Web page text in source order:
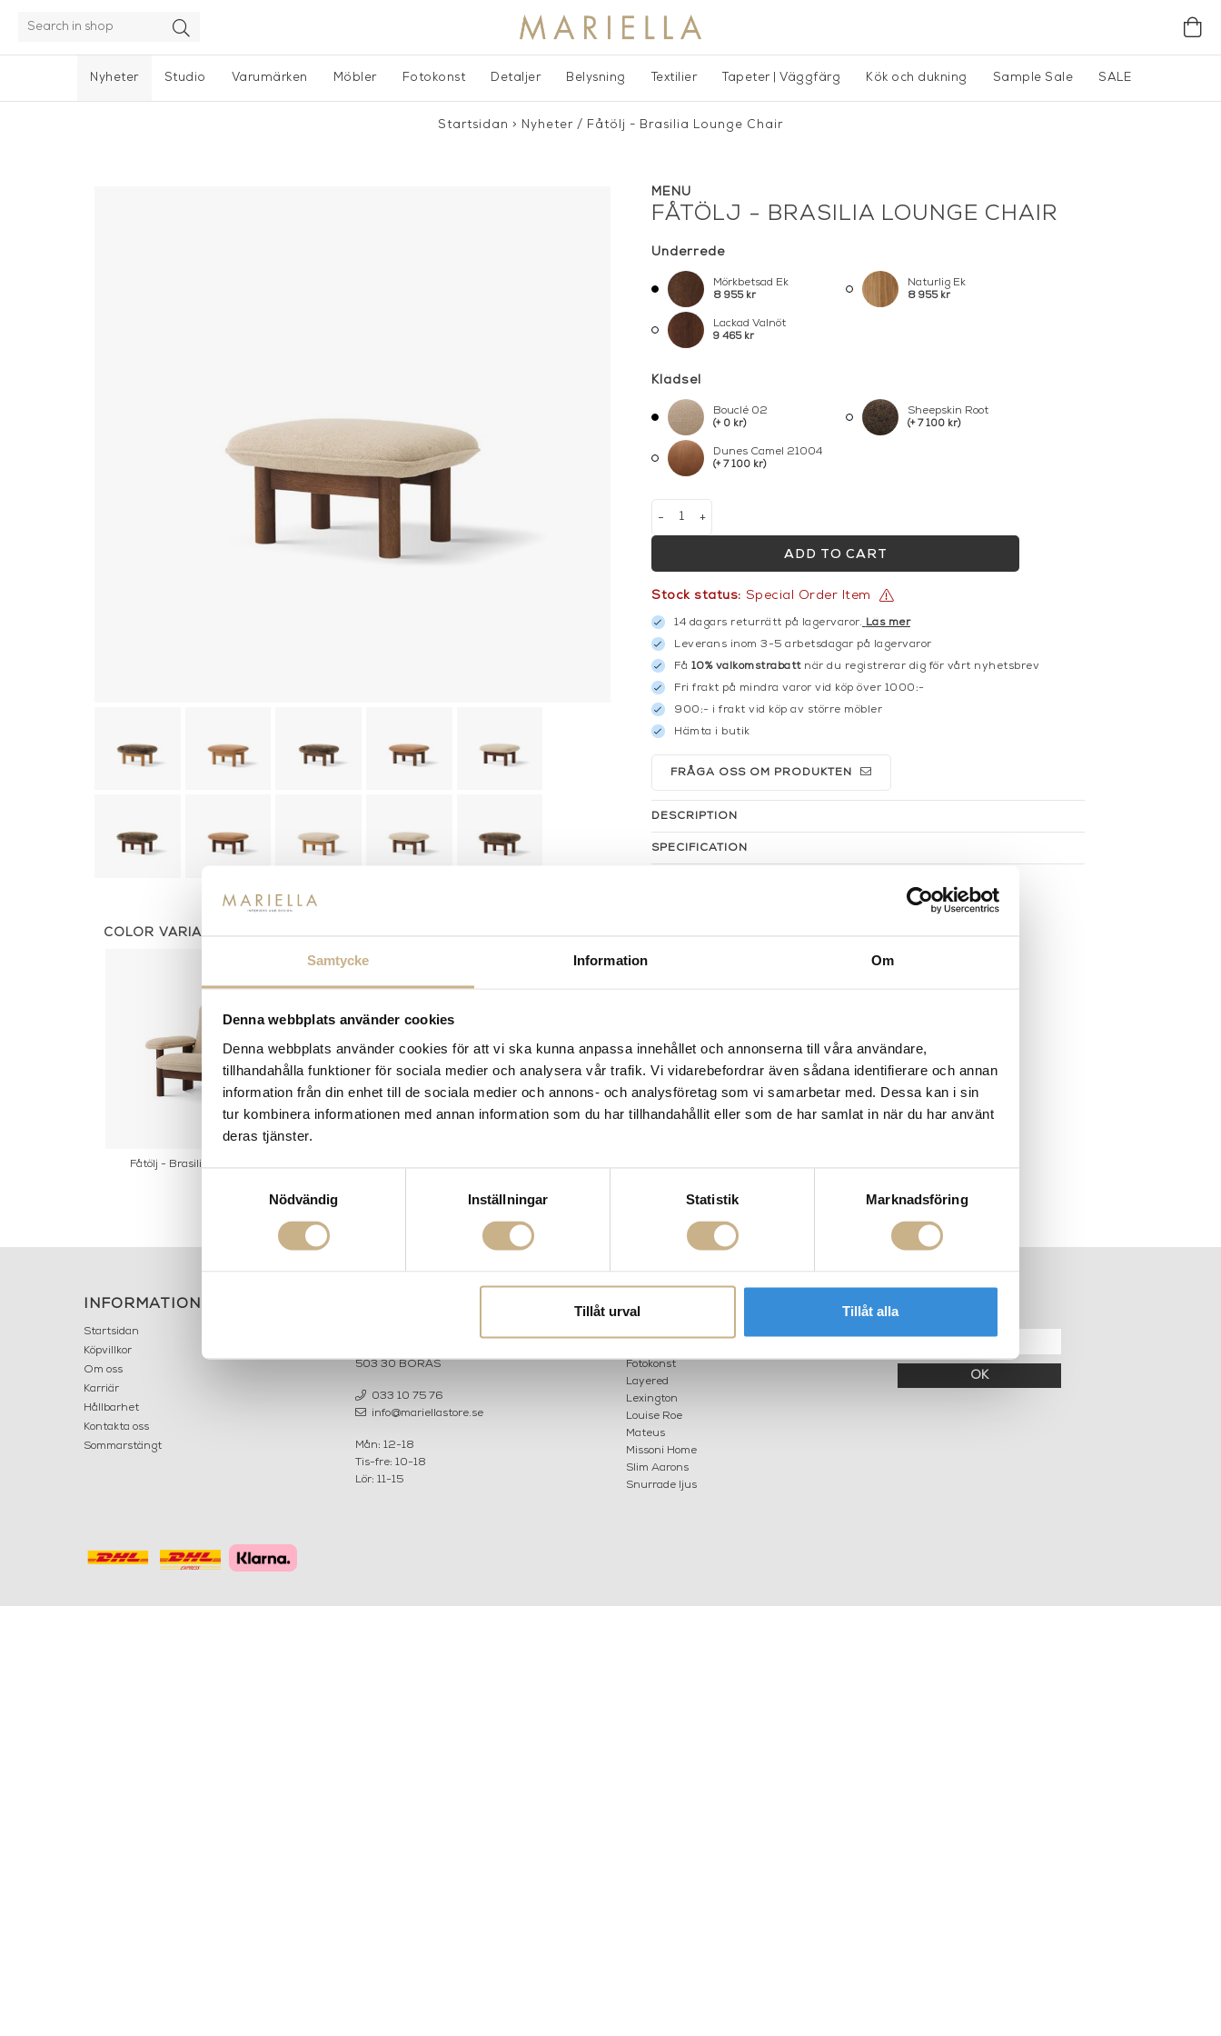
Samtycke Information Om
Denna webbplats använder cookies
Denna webbplats använder cookies för att vi ska kunna anpassa innehållet och annonserna till våra användare,
tillhandahålla funktioner för sociala medier och analysera vår trafik. Vi vidarebefordrar även sådana identifierare och annan
information från din enhet till de sociala medier och annons- och analysföretag som vi samarbetar med. Dessa kan i sin
tur kombinera informationen med annan information som du har tillhandahållit eller som de har samlat in när du har använt
deras tjänster.
Nödvändig
Inställningar Statistik Marknadsföring
Tillåt urval Tillåt alla
Nyheter Studio Varumärken Möbler Fotokonst Detaljer Belysning Textilier Tapeter | Väggfärg Kök och dukning Sample Sale SALE
Startsidan > Nyheter / Fåtölj - Brasilia Lounge Chair
MENU
FÅTÖLJ - BRASILIA LOUNGE CHAIR
Underrede
Mörkbetsad Ek
8 955 kr
Naturlig Ek
8 955 kr
Lackad Valnöt
9 465 kr
Klädsel
Bouclé 02
(+ 0 kr)
Sheepskin Root
(+ 7 100 kr)
Dunes Camel 21004
(+ 7 100 kr)
+
-
ADD TO CART
Stock status: Special Order Item
14 dagars returrätt på lagervaror. Läs mer
Leverans inom 3-5 arbetsdagar på lagervaror
Få 10% välkomstrabattnär du registrerar dig för vårt nyhetsbrev
Fri frakt på mindra varor vid köp över 1000:-
900:- i frakt vid köp av större möbler
Hämta i butik
FRÅGA OSS OM PRODUKTEN
DESCRIPTION
SPECIFICATION
COLOR VARIANTS
Fåtölj - Brasilia Lounge Chair
INFORMATION
Startsidan
Köpvillkor
Om oss
Karriär
Hållbarhet
Kontakta oss
Sommarstängt
503 30 BORÅS
033 10 75 76
info@mariellastore.se
Mån: 12-18
Tis-fre: 10-18
Lör: 11-15
POPULÄRA KATEGORIER
Fotokonst
Layered
Lexington
Louise Roe
Mateus
Missoni Home
Slim Aarons
Snurrade ljus
OK